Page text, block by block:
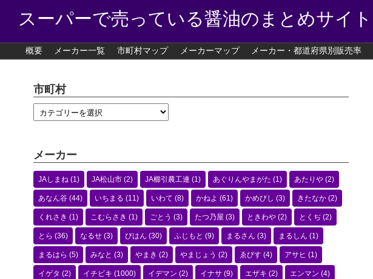
スーパーで売っている醤油のまとめサイト
概要 メーカー一覧 市町村マップ メーカーマップ メーカー・都道府県別販売率
市町村
メーカー
JAしまね (1) JA松山市 (2) JA櫛引農工連 (1) あぐりんやまがた (1) あたりや (2)
あなん谷 (44) いちまる (11) いわて (8) かねよ (61) かめびし (3) きたなか (2)
くれさき (1) こむらさき (1) ごとう (3) たつ乃屋 (3) ときわや (2) とくぢ (2)
とら (36) なるせ (3) びはん (30) ふじもと (9) まるさん (3) まるしん (1)
まるはら (5) みなと (3) やまき (2) やまじょう (2) ゑびす (4) アサヒ (1)
イゲタ (2) イチビキ (1000) イデマン (2) イナサ (9) エザキ (2) エンマン (4)